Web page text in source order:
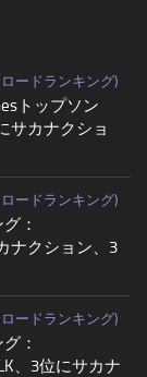
ロードランキング)
トップソン
サカナクショ
ロードランキング)
：
ナクション、3
ロードランキング)
：
、3位にサカナ